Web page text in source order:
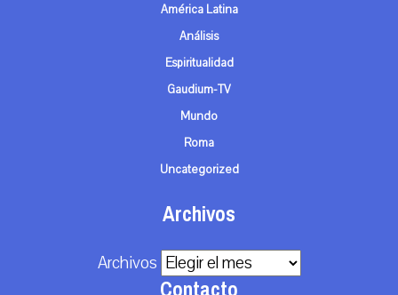
América Latina
Análisis
Espiritualidad
Gaudium-TV
Mundo
Roma
Uncategorized
Archivos
Archivos